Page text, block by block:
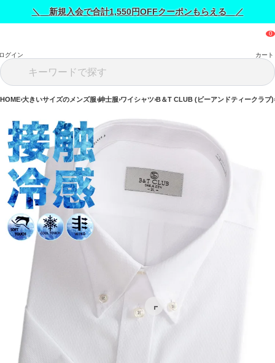
＼ 新規入会で合計1,550円OFFクーポンもらえる ／
グイン カート
HOME 大きいサイズのメンズ服 紳士服 ワイシャツ B＆T CLUB (ビーアンドティークラブ)